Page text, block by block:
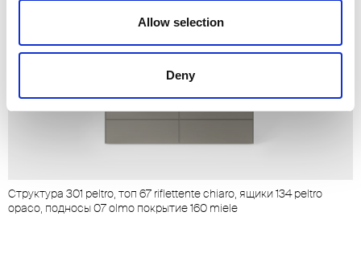
Allow selection
Deny
Cтруктура 301 peltro, топ 67 riflettente chiaro, ящики 134 peltro
opaco, подносы 07 olmo покрытие 160 miele